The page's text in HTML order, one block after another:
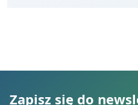
Zapisz się do